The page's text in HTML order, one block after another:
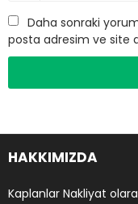
Daha sonraki
posta adresim ve site
HAKKIMIZDA
Kaplanlar Nakliyat